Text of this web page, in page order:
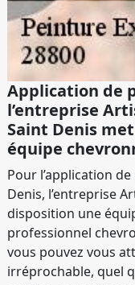
Application de
l’entreprise
Saint Denis
équipe
Pour l’application
Denis, l’entreprise
disposition une
professionnel
vous pouvez vous
irréprochable, quel